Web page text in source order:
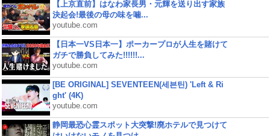
【上京直前】はなわ家長男・元輝を送り出す家族
決起会!最後の母の味を噛...
youtube.com
【日本一VS日本一】ポーカープロが人生を賭けて
ガチで勝負してみた!!!!!!...
youtube.com
[BE ORIGINAL] SEVENTEEN(세븐틴) 'Left & Ri
ght' (4K)
youtube.com
静岡最恐心霊スポット大突撃!廃ホテルで見つけて